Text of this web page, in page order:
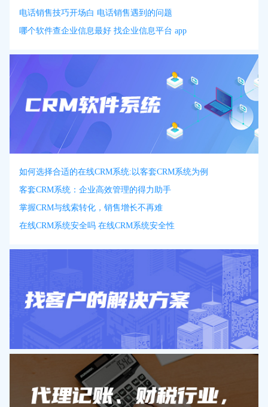
电话销售技巧开场白 电话销售遇到的问题
哪个软件查企业信息最好 找企业信息平台 app
如何选择合适的在线CRM系统:以客套CRM系统为例
客套CRM系统：企业高效管理的得力助手
掌握CRM与线索转化，销售增长不再难
在线CRM系统安全吗 在线CRM系统安全性